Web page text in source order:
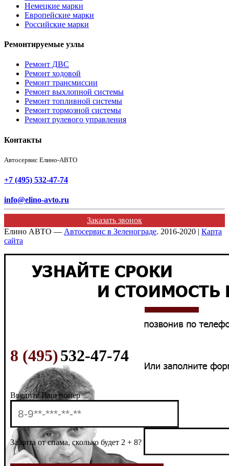
Немецкие марки
Европейские марки
Российские марки
Ремонтируемые узлы
Ремонт ДВС
Ремонт ходовой
Ремонт трансмиссии
Ремонт выхлопной системы
Ремонт топливной системы
Ремонт тормозной системы
Ремонт рулевого управления
Контакты
Автосервис Елино-АВТО
+7 (495) 532-47-74
info@elino-avto.ru
Заказать звонок
Елино АВТО — Автосервис в Зеленограде. 2016-2020 | Карта
сайта
8 (495)532-47-74
Введите Ваш номер
Защита от спама, сколько будет 2 + 8?